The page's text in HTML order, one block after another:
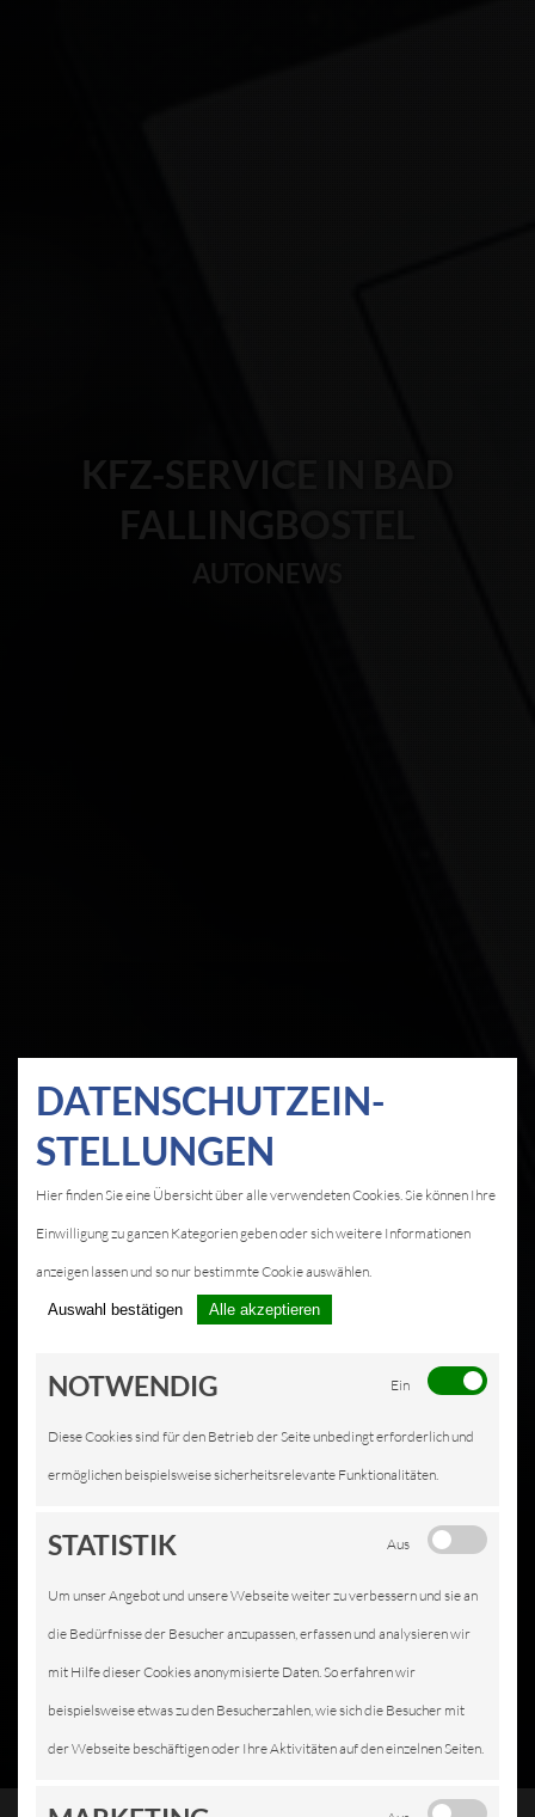
KFZ-SERVICE IN BAD
FALLINGBOSTEL
AUTONEWS
DATEN­SCHUTZ­EIN­
STELLUNGEN
Hier finden Sie eine Übersicht über alle verwendeten Cookies. Sie können Ihre
Einwilligung zu ganzen Kategorien geben oder sich weitere Informationen
anzeigen lassen und so nur bestimmte Cookie auswählen.
Auswahl bestätigen Alle akzeptieren
NOTWENDIG Ein
Diese Cookies sind für den Betrieb der Seite unbedingt erforderlich und
ermöglichen beispielsweise sicherheitsrelevante Funktionalitäten.
STATISTIK Aus
Um unser Angebot und unsere Webseite weiter zu verbessern und sie an
die Bedürfnisse der Besucher anzupassen, erfassen und analysieren wir
mit Hilfe dieser Cookies anonymisierte Daten. So erfahren wir
beispielsweise etwas zu den Besucherzahlen, wie sich die Besucher mit
der Webseite beschäftigen oder Ihre Aktivitäten auf den einzelnen Seiten.